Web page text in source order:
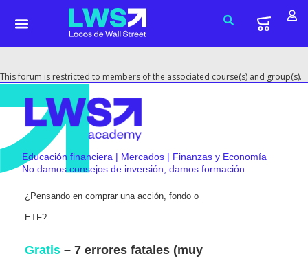
This forum is restricted to members of the associated course(s) and group(s).
Educación financiera | Mercados | Finanzas y Economía
No damos consejos de inversión, damos formación
¿Pensando en comprar una acción, fondo o
ETF?
Gratis – 7 errores fatales (muy